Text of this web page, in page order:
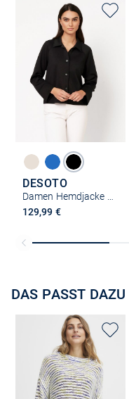
DESOTO
129,99 €
DAS PASST DAZU